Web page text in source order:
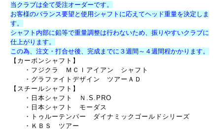
当クラブは全て受注オーダーです。
お客様のバランス要望と使用シャフトに応えてヘッド重量を決定しま
す。
シャフト内部に鉛等で重量調整は行わないため、振りやすいクラブに
仕上がります。
この為、注文・打合せ後、完成までに３週間～４週間程かかります。
【カーボンシャフト】
・フジクラ ＭＣＩアイアン シャフト
・グラファイトデザイン ツアーＡＤ
【スチールシャフト】
・日本シャフト Ｎ.S.PRO
・日本シャフト モーダス
・トゥルーテンパー ダイナミックゴールドシリーズ
・ＫＢＳ ツアー